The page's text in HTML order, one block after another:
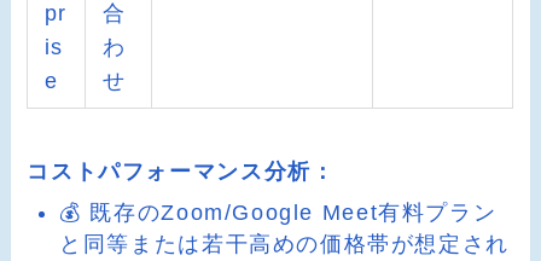
pr
is
e
合
わ
せ
コストパフォーマンス分析：
💰 既存のZoom/Google Meet有料プラン
と同等または若干高めの価格帯が想定され